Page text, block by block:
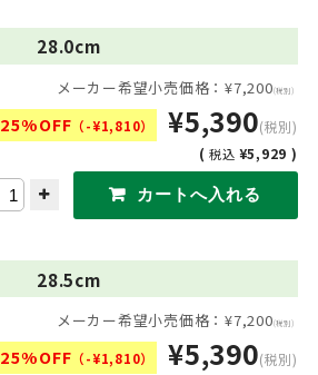
28.0cm
メーカー希望小売価格：¥7,200(税別)
25%OFF （-¥1,810） ¥5,390(税別)
(税込 ¥5,929 )
28.5cm
メーカー希望小売価格：¥7,200(税別)
25%OFF （-¥1,810） ¥5,390(税別)